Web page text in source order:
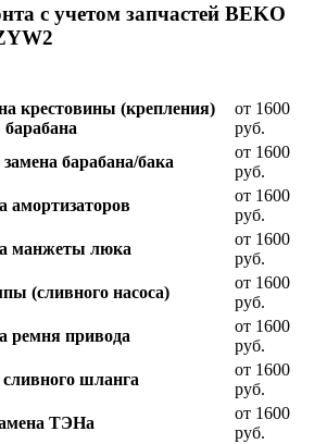
с учетом запчастей BEKO
крестовины (крепления)
барабана
от 1600
руб.
барабана/бака
от 1600
руб.
амортизаторов
от 1600
руб.
манжеты люка
от 1600
руб.
(сливного насоса)
от 1600
руб.
ремня привода
от 1600
руб.
шланга
от 1600
руб.
ТЭНа
от 1600
руб.